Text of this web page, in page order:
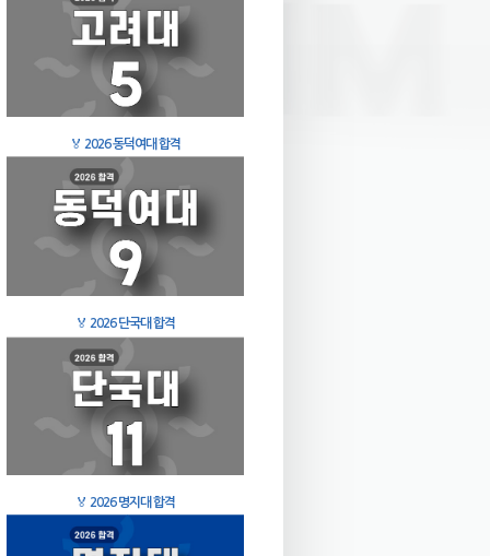
🏅 2026 동덕여대 합격
🏅 2026 단국대 합격
🏅 2026 명지대 합격